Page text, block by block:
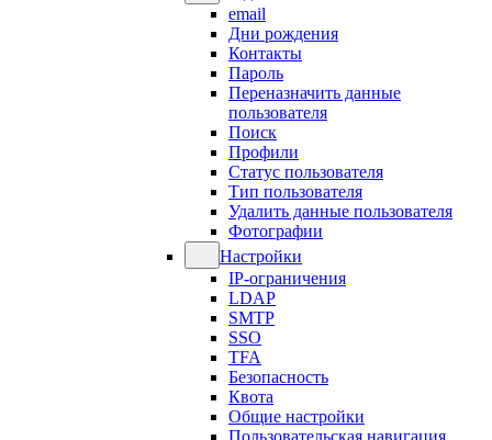
email
Дни рождения
Контакты
Пароль
Переназначить данные
пользователя
Поиск
Профили
Статус пользователя
Тип пользователя
Удалить данные пользователя
Фотографии
Настройки
IP-ограничения
LDAP
SMTP
SSO
TFA
Безопасность
Квота
Общие настройки
Пользовательская навигация